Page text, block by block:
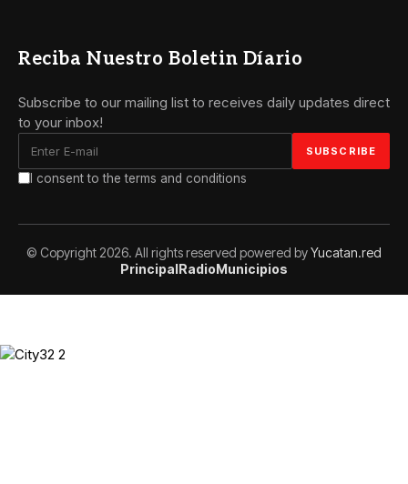
Reciba Nuestro Boletin Díario
Subscribe to our mailing list to receives daily updates direct
to your inbox!
I consent to the terms and conditions
© Copyright 2026. All rights reserved powered byYucatan.red
PrincipalRadioMunicipios